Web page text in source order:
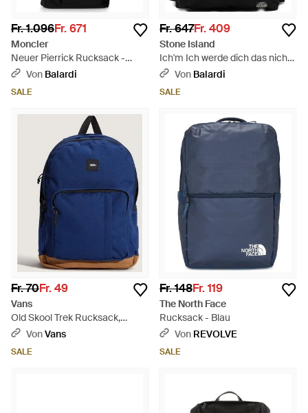
Fr. 1.096Fr. 671
Moncler
Neuer Pierrick Rucksack -
Schwarz
Von Balardi
SALE
Fr. 647Fr. 409
Stone Island
Ich'm Ich werde dich das nicht
tun lassen. - Grün
Von Balardi
SALE
Fr. 70Fr. 49
Vans
Old Skool Trek Rucksack,
Herren, Größe - Blau
VonVans
SALE
Fr. 148Fr. 119
The North Face
Rucksack - Blau
Von REVOLVE
SALE